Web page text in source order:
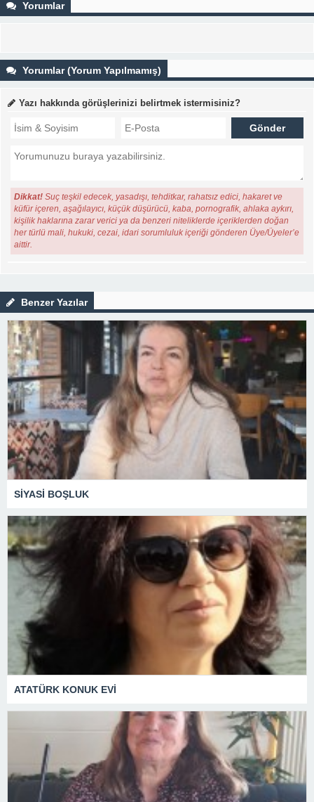
Yorumlar
Yorumlar (Yorum Yapılmamış)
Yazı hakkında görüşlerinizi belirtmek istermisiniz?
Dikkat! Suç teşkil edecek, yasadışı, tehditkar, rahatsız edici, hakaret ve
küfür içeren, aşağılayıcı, küçük düşürücü, kaba, pornografik, ahlaka aykırı,
kişilik haklarına zarar verici ya da benzeri niteliklerde içeriklerden doğan
her türlü mali, hukuki, cezai, idari sorumluluk içeriği gönderen Üye/Üyeler’e
aittir.
Benzer Yazılar
SİYASİ BOŞLUK
ATATÜRK KONUK EVİ